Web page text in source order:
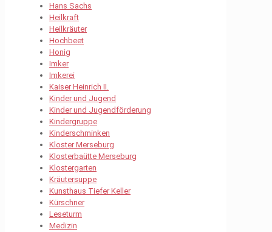
Hans Sachs
Heilkraft
Heilkräuter
Hochbeet
Honig
Imker
Imkerei
Kaiser Heinrich II.
Kinder und Jugend
Kinder und Jugendförderung
Kindergruppe
Kinderschminken
Kloster Merseburg
Klosterbaütte Merseburg
Klostergarten
Kräutersuppe
Kunsthaus Tiefer Keller
Kürschner
Leseturm
Medizin